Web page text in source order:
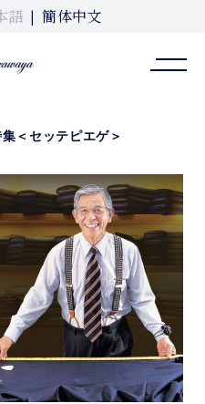
語 簡体中文
＜セッテピエゲ＞